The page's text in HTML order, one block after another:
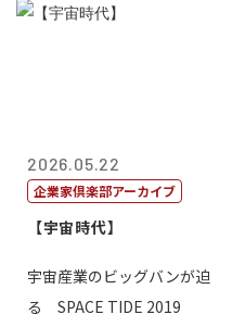
2026.05.22
企業家倶楽部アーカイブ
【宇宙時代】
宇宙産業のビッグバンが迫
る SPACE TIDE 2019